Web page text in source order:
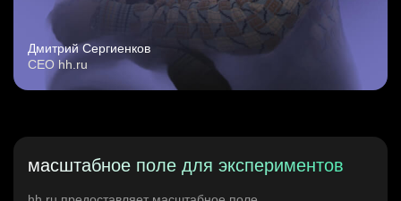
Дмитрий Сергиенков
CEO hh.ru
масштабное поле для экспериментов